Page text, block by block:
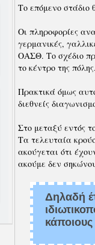
Το επόμενο στάδιο
Οι πληροφορίες
γερμανικές,
ΟΑΣΘ. Το σχέδιο
το κέντρο της
Πρακτικά όμως
διεθνείς
Στο μεταξύ εντός
Τα τελευταία
ακούγεται ότι
ακούμε δεν
Δηλαδή